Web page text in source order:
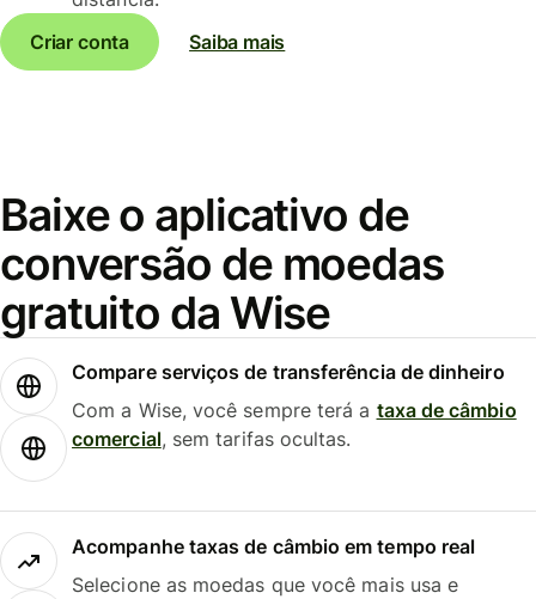
Criar conta
Saiba mais
Baixe o aplicativo de
conversão de moedas
gratuito da Wise
Compare serviços de transferência de dinheiro
Com a Wise, você sempre terá a taxa de câmbio
comercial, sem tarifas ocultas.
Acompanhe taxas de câmbio em tempo real
Selecione as moedas que você mais usa e